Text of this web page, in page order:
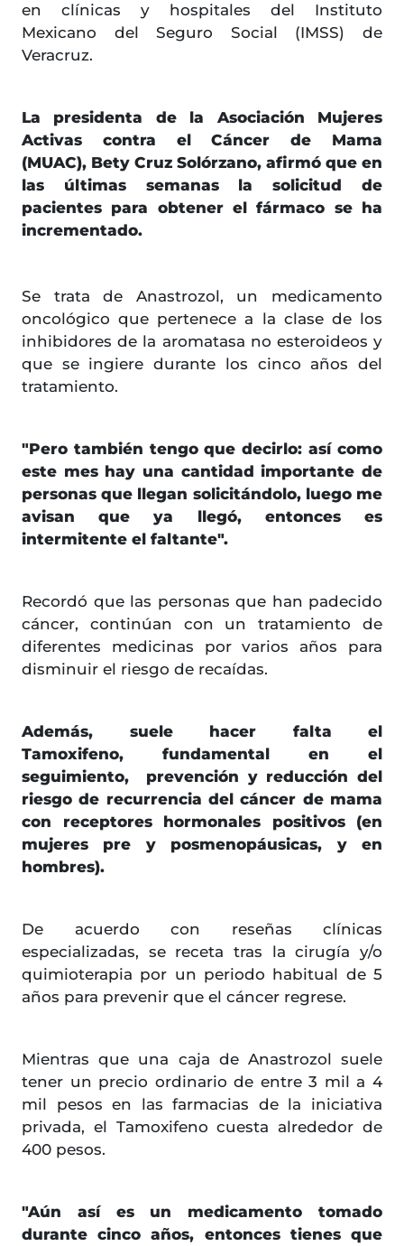
en clínicas y hospitales del Instituto
Mexicano del Seguro Social (IMSS) de
Veracruz.
La presidenta de la Asociación Mujeres
Activas contra el Cáncer de Mama
(MUAC), Bety Cruz Solórzano, afirmó que en
las últimas semanas la solicitud de
pacientes para obtener el fármaco se ha
incrementado.
Se trata de Anastrozol, un medicamento
oncológico que pertenece a la clase de los
inhibidores de la aromatasa no esteroideos y
que se ingiere durante los cinco años del
tratamiento.
"Pero también tengo que decirlo: así como
este mes hay una cantidad importante de
personas que llegan solicitándolo, luego me
avisan que ya llegó, entonces es
intermitente el faltante".
Recordó que las personas que han padecido
cáncer, continúan con un tratamiento de
diferentes medicinas por varios años para
disminuir el riesgo de recaídas.
Además, suele hacer falta el
Tamoxifeno, fundamental en el
seguimiento, prevención y reducción del
riesgo de recurrencia del cáncer de mama
con receptores hormonales positivos (en
mujeres pre y posmenopáusicas, y en
hombres).
De acuerdo con reseñas clínicas
especializadas, se receta tras la cirugía y/o
quimioterapia por un periodo habitual de 5
años para prevenir que el cáncer regrese.
Mientras que una caja de Anastrozol suele
tener un precio ordinario de entre 3 mil a 4
mil pesos en las farmacias de la iniciativa
privada, el Tamoxifeno cuesta alrededor de
400 pesos.
"Aún así es un medicamento tomado
durante cinco años, entonces tienes que